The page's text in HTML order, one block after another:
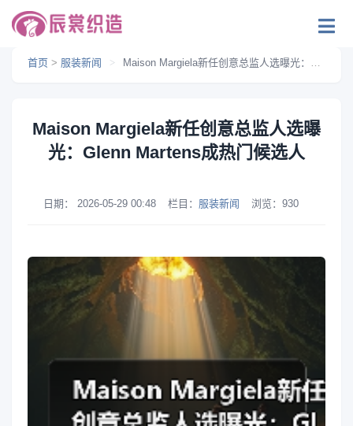
首页 > 服装新闻 > Maison Margiela新任创意总监人选曝光：Glenn Martens成热门候选人
Maison Margiela新任创意总监人选曝
光：Glenn Martens成热门候选人
日期： 2026-05-29 00:48 栏目： 服装新闻 浏览： 930